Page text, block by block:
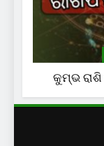
କୁମ୍ଭ ରାଶି